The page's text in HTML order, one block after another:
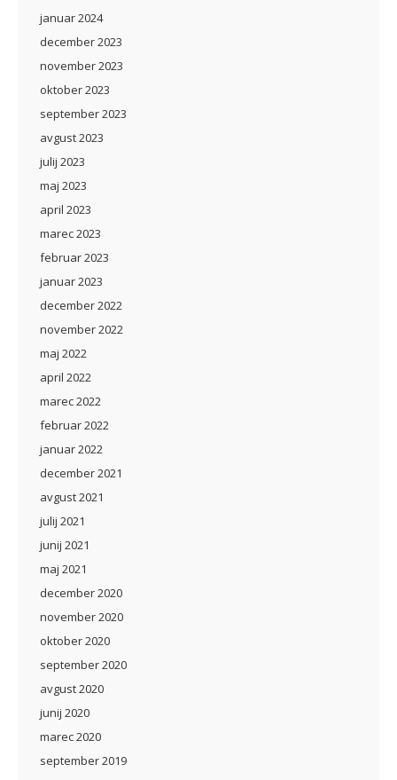
januar 2024
december 2023
november 2023
oktober 2023
september 2023
avgust 2023
julij 2023
maj 2023
april 2023
marec 2023
februar 2023
januar 2023
december 2022
november 2022
maj 2022
april 2022
marec 2022
februar 2022
januar 2022
december 2021
avgust 2021
julij 2021
junij 2021
maj 2021
december 2020
november 2020
oktober 2020
september 2020
avgust 2020
junij 2020
marec 2020
september 2019